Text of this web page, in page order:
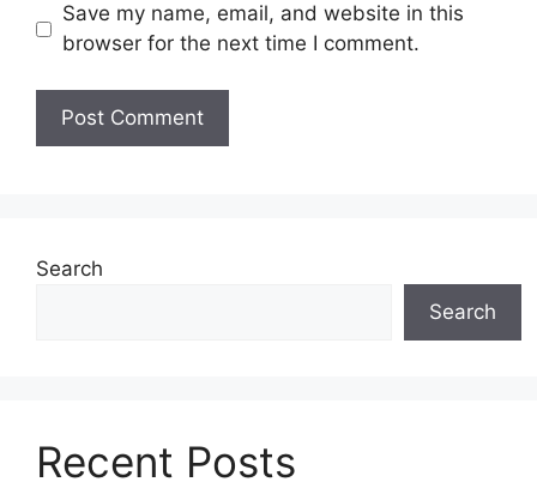
Save my name, email, and website in this
browser for the next time I comment.
Search
Search
Recent Posts